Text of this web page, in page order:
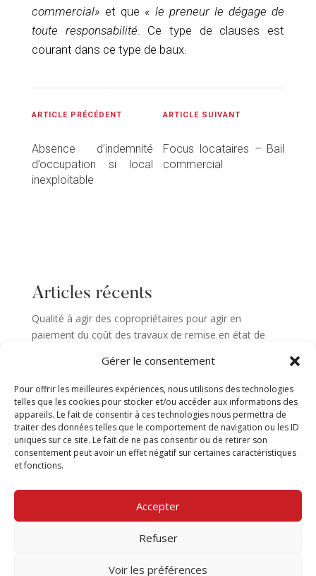
Gérer le consentement
Pour offrir les meilleures expériences, nous utilisons des technologies
telles que les cookies pour stocker et/ou accéder aux informations des
appareils. Le fait de consentir à ces technologies nous permettra de
traiter des données telles que le comportement de navigation ou les ID
uniques sur ce site. Le fait de ne pas consentir ou de retirer son
consentement peut avoir un effet négatif sur certaines caractéristiques
et fonctions.
Accepter
Refuser
Voir les préférences
commercial» et que « le preneur le dégage de
toute responsabilité. Ce type de clauses est
courant dans ce type de baux.
ARTICLE PRÉCÉDENT
Absence d’indemnité
d’occupation si local
inexploitable
ARTICLE SUIVANT
Focus locataires – Bail
commercial
Articles récents
Qualité à agir des copropriétaires pour agir en
paiement du coût des travaux de remise en état de
procédure collective
La Cour de Cassation tranche encore sur l’exigibilité
des loyers Covid
Vice caché et le vendeur ignorant le vice : la question
des dommages et intérêts
Mentions Légales|Politique de cookies